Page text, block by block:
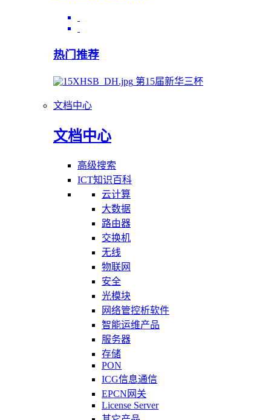
热门推荐
第15届新华三杯
文档中心
文档中心
高级搜索
ICT知识百科
云计算
大数据
路由器
交换机
无线
物联网
安全
光模块
网络管控析软件
智能运维产品
服务器
存储
PON
ICG信息通信
EPCN网关
License Server